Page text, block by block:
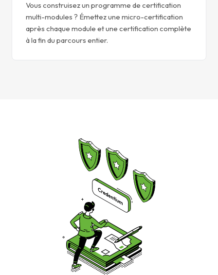
Vous construisez un programme de certification
multi-modules ? Émettez une micro-certification
après chaque module et une certification complète
à la fin du parcours entier.